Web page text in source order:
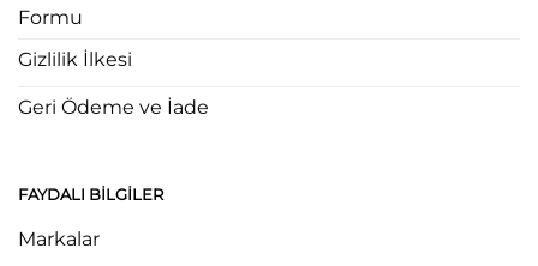
Formu
Gizlilik İlkesi
Geri Ödeme ve İade
FAYDALI BILGILER
Markalar